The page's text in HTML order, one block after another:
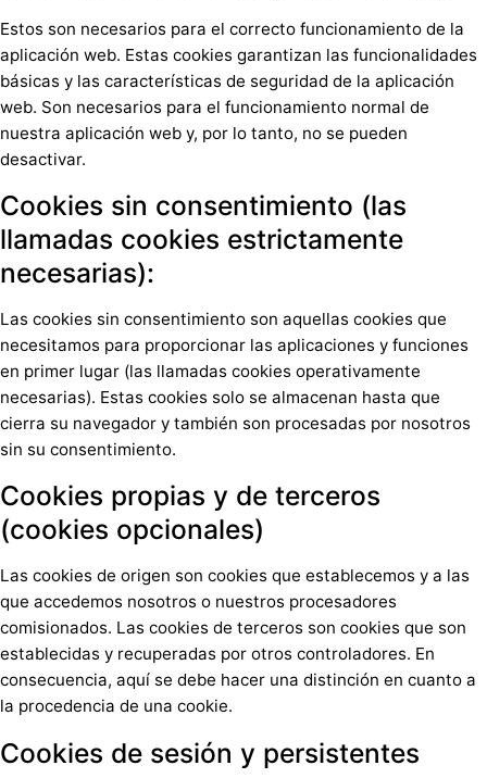
Estos son necesarios para el correcto funcionamiento de la
aplicación web. Estas cookies garantizan las funcionalidades
básicas y las características de seguridad de la aplicación
web. Son necesarios para el funcionamiento normal de
nuestra aplicación web y, por lo tanto, no se pueden
desactivar.
Cookies sin consentimiento (las
llamadas cookies estrictamente
necesarias):
Las cookies sin consentimiento son aquellas cookies que
necesitamos para proporcionar las aplicaciones y funciones
en primer lugar (las llamadas cookies operativamente
necesarias). Estas cookies solo se almacenan hasta que
cierra su navegador y también son procesadas por nosotros
sin su consentimiento.
Cookies propias y de terceros
(cookies opcionales)
Las cookies de origen son cookies que establecemos y a las
que accedemos nosotros o nuestros procesadores
comisionados. Las cookies de terceros son cookies que son
establecidas y recuperadas por otros controladores. En
consecuencia, aquí se debe hacer una distinción en cuanto a
la procedencia de una cookie.
Cookies de sesión y persistentes